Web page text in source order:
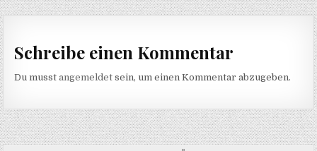
Schreibe einen Kommentar
Du musstangemeldet sein, um einen Kommentar abzugeben.